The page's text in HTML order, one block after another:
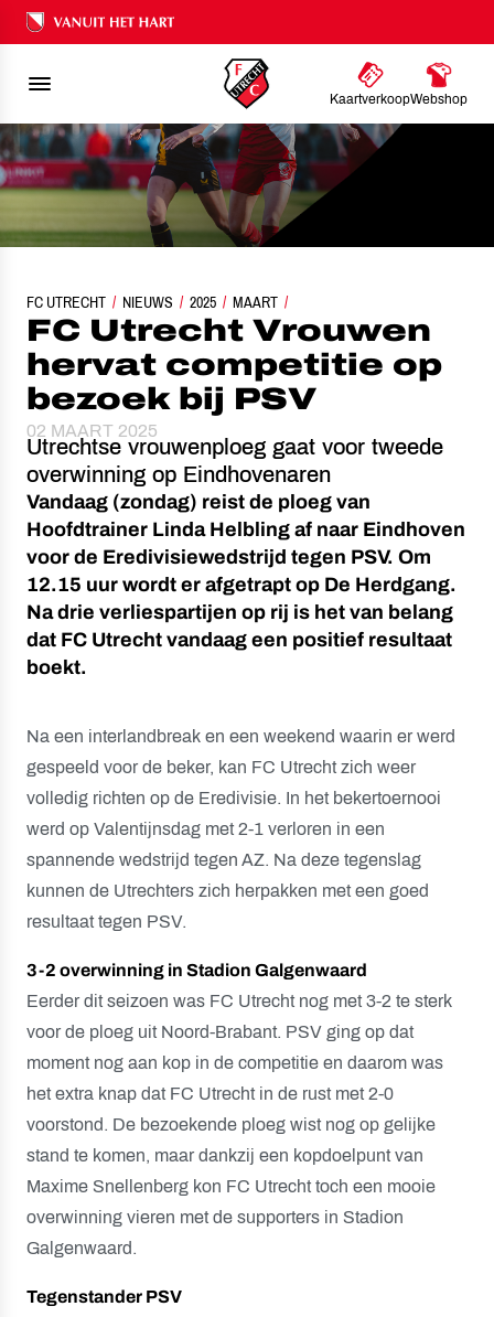
Ons nalatenschap
KaartverkoopWebshop
FC UTRECHT NIEUWS 2025 MAART
FC UTRECHT VROUWEN HERVAT COMPETITIE OP BEZOEK BIJ PSV
FC Utrecht Vrouwen
hervat competitie op
bezoek bij PSV
02 MAART 2025
Utrechtse vrouwenploeg gaat voor tweede
overwinning op Eindhovenaren
Vandaag (zondag) reist de ploeg van
Hoofdtrainer Linda Helbling af naar Eindhoven
voor de Eredivisiewedstrijd tegen PSV. Om
12.15 uur wordt er afgetrapt op De Herdgang.
Na drie verliespartijen op rij is het van belang
dat FC Utrecht vandaag een positief resultaat
boekt.
Na een interlandbreak en een weekend waarin er werd
gespeeld voor de beker, kan FC Utrecht zich weer
volledig richten op de Eredivisie. In het bekertoernooi
werd op Valentijnsdag met 2-1 verloren in een
spannende wedstrijd tegen AZ. Na deze tegenslag
kunnen de Utrechters zich herpakken met een goed
resultaat tegen PSV.
3-2 overwinning in Stadion Galgenwaard
Eerder dit seizoen was FC Utrecht nog met 3-2 te sterk
voor de ploeg uit Noord-Brabant. PSV ging op dat
moment nog aan kop in de competitie en daarom was
het extra knap dat FC Utrecht in de rust met 2-0
voorstond. De bezoekende ploeg wist nog op gelijke
stand te komen, maar dankzij een kopdoelpunt van
Maxime Snellenberg kon FC Utrecht toch een mooie
overwinning vieren met de supporters in Stadion
Galgenwaard.
Tegenstander PSV